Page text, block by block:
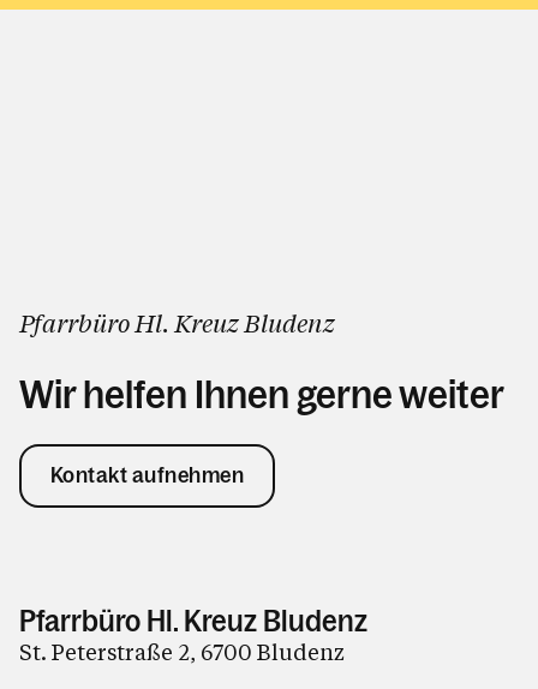
Pfarrbüro Hl. Kreuz Bludenz
Wir helfen Ihnen gerne weiter
Kontakt aufnehmen
Pfarrbüro Hl. Kreuz Bludenz
St. Peterstraße 2, 6700 Bludenz